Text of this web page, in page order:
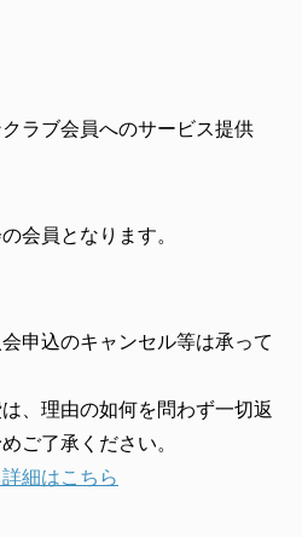
ラブ会員へのサービス提供
会員となります。
申込のキャンセル等は承って
、理由の如何を問わず一切返
ご了承ください。
細はこちら